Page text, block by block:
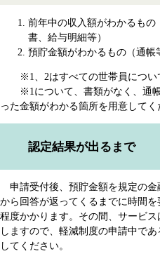
前年中の収入額がわかるも
書、給与明細等）
預貯金額がわかるもの（通帳
※1、2はすべての世帯員につい
※1について、書類がなく、通帳
った金額がわかる箇所を用意してく
認定結果が出るまで
申請受付後、預貯金額を規定の金
から回答が返ってくるまでに時間
程度かかります。その間、サービ
しますので、軽減制度の申請中で
してください。